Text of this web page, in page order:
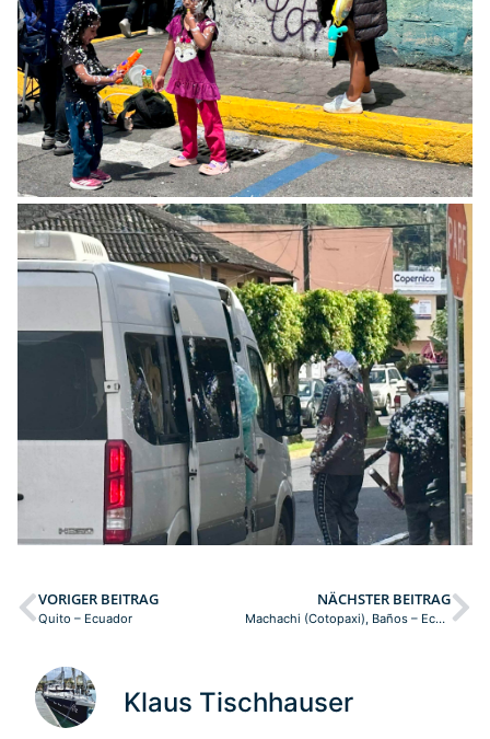
VORIGER BEITRAG
Quito – Ecuador
NÄCHSTER BEITRAG
Machachi (Cotopaxi), Baños – Ecuador
Klaus Tischhauser